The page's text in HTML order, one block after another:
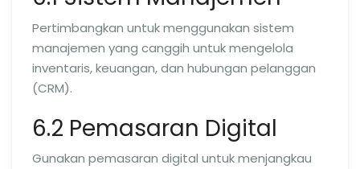
Pertimbangkan untuk menggunakan sistem
manajemen yang canggih untuk mengelola
inventaris, keuangan, dan hubungan pelanggan
(CRM).
6.2 Pemasaran Digital
Gunakan pemasaran digital untuk menjangkau